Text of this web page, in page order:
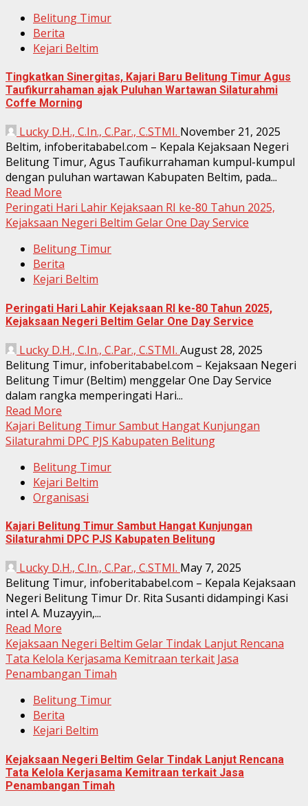
Belitung Timur
Berita
Kejari Beltim
Tingkatkan Sinergitas, Kajari Baru Belitung Timur Agus
Taufikurrahaman ajak Puluhan Wartawan Silaturahmi
Coffe Morning
Lucky D.H., C.In., C.Par., C.STMI. November 21, 2025
Beltim, infoberitababel.com – Kepala Kejaksaan Negeri
Belitung Timur, Agus Taufikurrahaman kumpul-kumpul
dengan puluhan wartawan Kabupaten Beltim, pada...
Read More
Peringati Hari Lahir Kejaksaan RI ke-80 Tahun 2025,
Kejaksaan Negeri Beltim Gelar One Day Service
Belitung Timur
Berita
Kejari Beltim
Peringati Hari Lahir Kejaksaan RI ke-80 Tahun 2025,
Kejaksaan Negeri Beltim Gelar One Day Service
Lucky D.H., C.In., C.Par., C.STMI. August 28, 2025
Belitung Timur, infoberitababel.com – Kejaksaan Negeri
Belitung Timur (Beltim) menggelar One Day Service
dalam rangka memperingati Hari...
Read More
Kajari Belitung Timur Sambut Hangat Kunjungan
Silaturahmi DPC PJS Kabupaten Belitung
Belitung Timur
Kejari Beltim
Organisasi
Kajari Belitung Timur Sambut Hangat Kunjungan
Silaturahmi DPC PJS Kabupaten Belitung
Lucky D.H., C.In., C.Par., C.STMI. May 7, 2025
Belitung Timur, infoberitababel.com – Kepala Kejaksaan
Negeri Belitung Timur Dr. Rita Susanti didampingi Kasi
intel A. Muzayyin,...
Read More
Kejaksaan Negeri Beltim Gelar Tindak Lanjut Rencana
Tata Kelola Kerjasama Kemitraan terkait Jasa
Penambangan Timah
Belitung Timur
Berita
Kejari Beltim
Kejaksaan Negeri Beltim Gelar Tindak Lanjut Rencana
Tata Kelola Kerjasama Kemitraan terkait Jasa
Penambangan Timah